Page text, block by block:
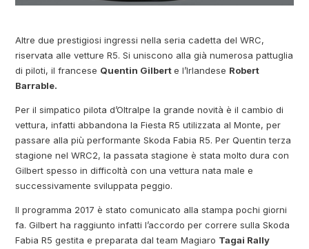
Altre due prestigiosi ingressi nella seria cadetta del WRC,
riservata alle vetture R5. Si uniscono alla già numerosa pattuglia
di piloti, il francese Quentin Gilberte l’Irlandese Robert
Barrable.
Per il simpatico pilota d’Oltralpe la grande novità è il cambio di
vettura, infatti abbandona la Fiesta R5 utilizzata al Monte, per
passare alla più performante Skoda Fabia R5. Per Quentin terza
stagione nel WRC2, la passata stagione è stata molto dura con
Gilbert spesso in difficoltà con una vettura nata male e
successivamente sviluppata peggio.
Il programma 2017 è stato comunicato alla stampa pochi giorni
fa. Gilbert ha raggiunto infatti l’accordo per correre sulla Skoda
Fabia R5 gestita e preparata dal team Magiaro Tagai Rally